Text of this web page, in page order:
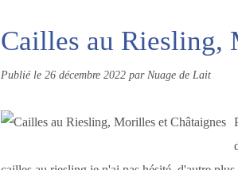
Cailles au Riesling,
Publié le 26 décembre 2022 par Nuage de Lait